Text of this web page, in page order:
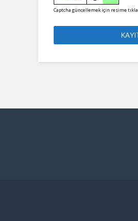
Captcha güncellemek için resime tıkla